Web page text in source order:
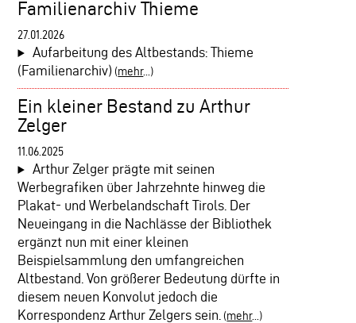
Familienarchiv Thieme
27.01.2026
Aufarbeitung des Altbestands: Thieme
(Familienarchiv) (mehr...)
Ein kleiner Bestand zu Arthur
Zelger
11.06.2025
Arthur Zelger prägte mit seinen
Werbegrafiken über Jahrzehnte hinweg die
Plakat- und Werbelandschaft Tirols. Der
Neueingang in die Nachlässe der Bibliothek
ergänzt nun mit einer kleinen
Beispielsammlung den umfangreichen
Altbestand. Von größerer Bedeutung dürfte in
diesem neuen Konvolut jedoch die
Korrespondenz Arthur Zelgers sein. (mehr...)